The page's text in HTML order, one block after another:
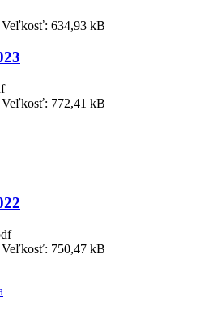
Veľkosť: 634,93 kB
Veľkosť: 772,41 kB
Veľkosť: 750,47 kB